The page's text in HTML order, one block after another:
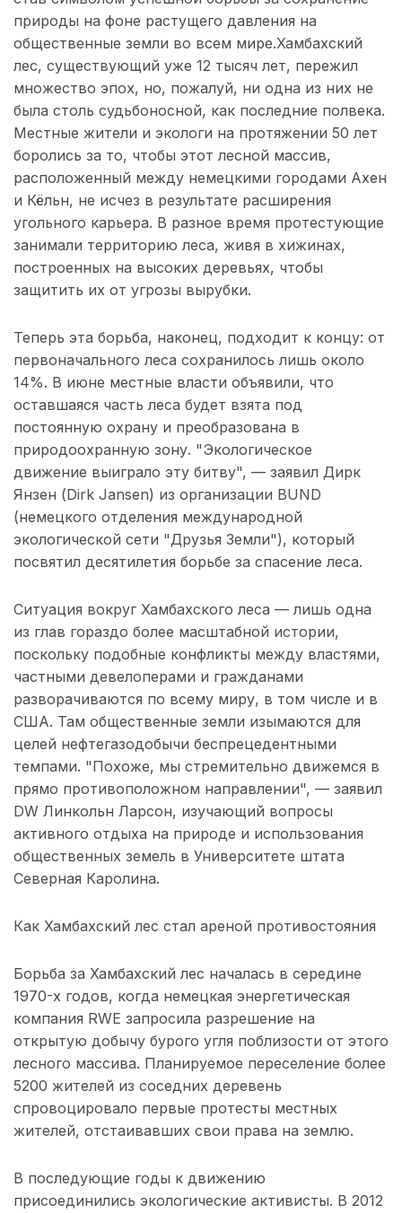
природы на фоне растущего давления на
общественные земли во всем мире.Хамбахский
лес, существующий уже 12 тысяч лет, пережил
множество эпох, но, пожалуй, ни одна из них не
была столь судьбоносной, как последние полвека.
Местные жители и экологи на протяжении 50 лет
боролись за то, чтобы этот лесной массив,
расположенный между немецкими городами Ахен
и Кёльн, не исчез в результате расширения
угольного карьера. В разное время протестующие
занимали территорию леса, живя в хижинах,
построенных на высоких деревьях, чтобы
защитить их от угрозы вырубки.
Теперь эта борьба, наконец, подходит к концу: от
первоначального леса сохранилось лишь около
14%. В июне местные власти объявили, что
оставшаяся часть леса будет взята под
постоянную охрану и преобразована в
природоохранную зону. "Экологическое
движение выиграло эту битву", — заявил Дирк
Янзен (Dirk Jansen) из организации BUND
(немецкого отделения международной
экологической сети "Друзья Земли"), который
посвятил десятилетия борьбе за спасение леса.
Ситуация вокруг Хамбахского леса — лишь одна
из глав гораздо более масштабной истории,
поскольку подобные конфликты между властями,
частными девелоперами и гражданами
разворачиваются по всему миру, в том числе и в
США. Там общественные земли изымаются для
целей нефтегазодобычи беспрецедентными
темпами. "Похоже, мы стремительно движемся в
прямо противоположном направлении", — заявил
DW Линкольн Ларсон, изучающий вопросы
активного отдыха на природе и использования
общественных земель в Университете штата
Северная Каролина.
Как Хамбахский лес стал ареной противостояния
Борьба за Хамбахский лес началась в середине
1970-х годов, когда немецкая энергетическая
компания RWE запросила разрешение на
открытую добычу бурого угля поблизости от этого
лесного массива. Планируемое переселение более
5200 жителей из соседних деревень
спровоцировало первые протесты местных
жителей, отстаивавших свои права на землю.
В последующие годы к движению
присоединились экологические активисты. В 2012